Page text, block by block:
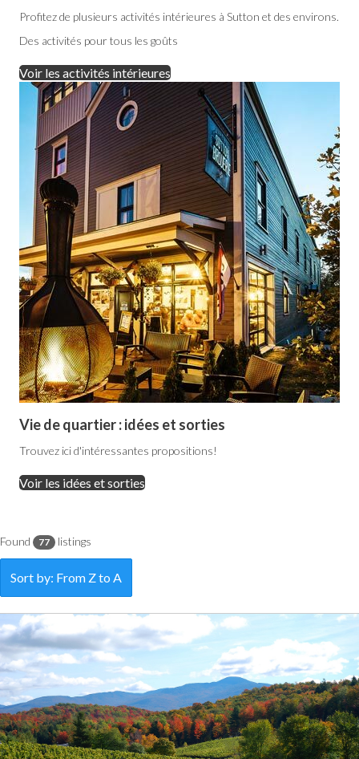
Profitez de plusieurs activités intérieures à Sutton et des environs.
Des activités pour tous les goûts
Voir les activités intérieures
Vie de quartier : idées et sorties
Trouvez ici d'intéressantes propositions!
Voir les idées et sorties
Found 77 listings
Sort by: From Z to A